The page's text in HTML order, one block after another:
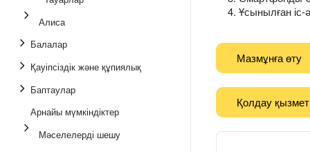
Алиса
Балалар
Қауіпсіздік және құпиялық
Баптаулар
Арнайы мүмкіндіктер
Мәселелерді шешу
Ұсынылған іс-
Мазмұнға өту
Қолдау